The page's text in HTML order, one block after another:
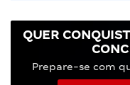
QUER
Prepare-se com